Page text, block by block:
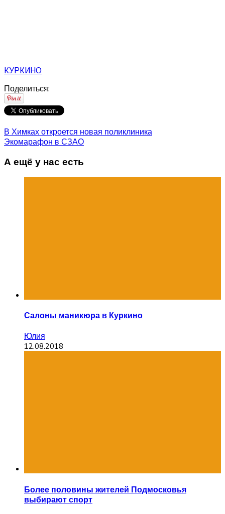
КУРКИНО
Поделиться:
В Химках откроется новая поликлиника
Экомарафон в СЗАО
А ещё у нас есть
Салоны маникюра в Куркино
Юлия
12.08.2018
Более половины жителей Подмосковья
выбирают спорт